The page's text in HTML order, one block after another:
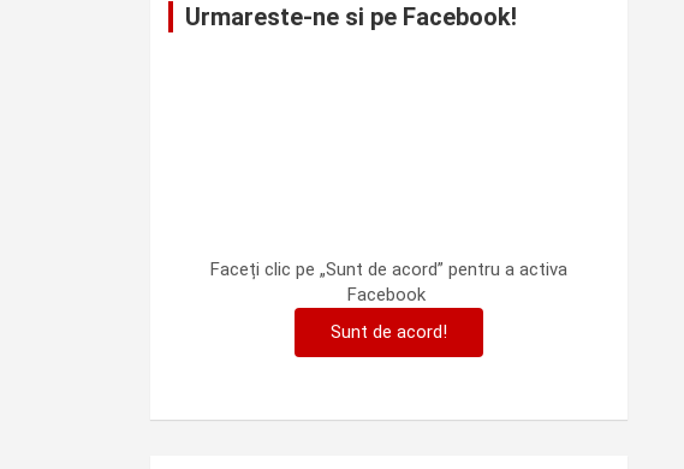
Urmareste-ne si pe Facebook!
Faceți clic pe „Sunt de acord” pentru a activa
Facebook
Sunt de acord!